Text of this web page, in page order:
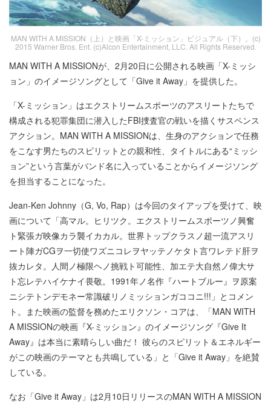
MAN WITH A MISSION（上）と映画「X-ミッション」ビジュアル（下）。(c)
2015 Warner Bros. Ent. (c)Alcon Entertainment, LLC. All Rights Reserved.
MAN WITH A MISSIONが、2月20日に公開される映画「X-ミッシ
ョン」のイメージソングとして「Give it Away」を提供した。
「X-ミッション」はエクストリームスポーツのアスリートたちで
構成される犯罪集団に潜入したFBI捜査官の戦いを描くサスペンス
アクション。MAN WITH A MISSIONは、生身のアクションで任務
をこなす男たちのスピリットとの親和性、タイトルにある“ミッシ
ョン”という言葉がバンド名に入っていることからイメージソング
を担当することになった。
Jean-Ken Johnny（G, Vo, Rap）は今回のタイアップを受けて、映
画について「高マル。ヒリツク。エクストリームスポーツノ興奮
ト緊張ガ映像カラ襲イカカル。世界トップクラスノ超一流アスリ
ート陣ガCGヲ一切使ワズニコレヲヤッテノケタト言ワレテド肝ヲ
抜カレタ。人間ノ極限ヘノ挑戦ト可能性、加エテ大自然ノ偉大サ
ト忘レテハイケナイ畏敬。1991年ノ名作『ハートブルー』ヲ原案
ニシテトンデモネー常識破リノミッションガココニ!!!」とコメン
ト。また映画の監督を務めたエリクソン・コアは、「MAN WITH
A MISSIONの映画『X-ミッション』のイメージソング『Give It
Away』は本当に素晴らしい曲だ！ 彼らのスピリット＆エネルギー
がこの映画のテーマとも共鳴している」と「Give it Away」を絶賛
している。
なお「Give it Away」は2月10日リリースのMAN WITH A MISSION